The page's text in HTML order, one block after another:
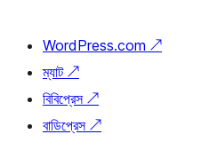
WordPress.com ↗
ম্যাট ↗
বিবিপ্রেস ↗
বাডিপ্রেস ↗